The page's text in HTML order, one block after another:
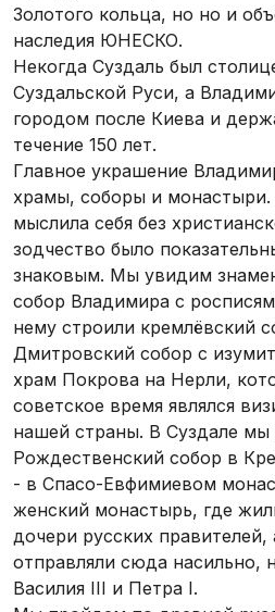
Золотого кольца, но но и
наследия ЮНЕСКО.
Некогда Суздаль был
Суздальской Руси, а
городом после Киева и
течение 150 лет.
Главное украшение
храмы, соборы и монастыри.
мыслила себя без
зодчество было
знаковым. Мы увидим
собор Владимира с
нему строили кремлёвский
Дмитровский собор с
храм Покрова на Нерли,
советское время являлся
нашей страны. В Суздале
Рождественский собор в
- в Спасо-Евфимиевом
женский монастырь, где
дочери русских правителей,
отправляли сюда насильно,
Василия III и Петра I.